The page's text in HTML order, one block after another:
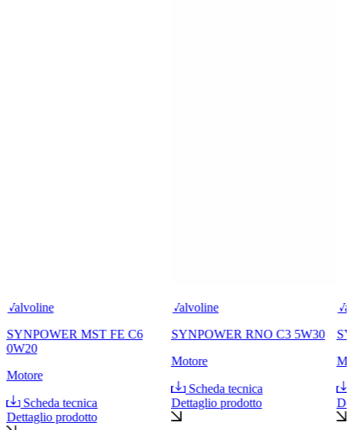
Valvoline
SYNPOWER MST FE C6
0W20
Motore
Scheda tecnica
Dettaglio prodotto
Valvoline
SYNPOWER RNO C3 5W30
Motore
Scheda tecnica
Dettaglio prodotto